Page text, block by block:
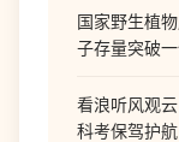
国家野生植
子存量突破
看浪听风观
科考保驾护航